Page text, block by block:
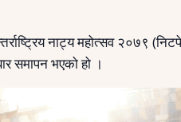
नाट्य महोत्सव
समापन भएको हो ।